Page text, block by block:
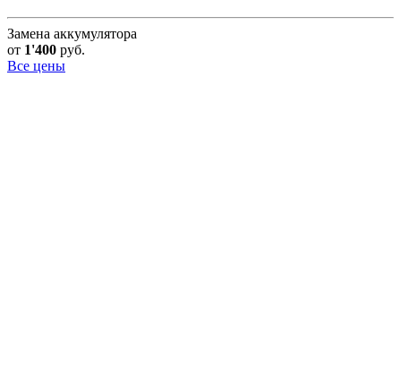
Замена аккумулятора
от 1'400 руб.
Все цены